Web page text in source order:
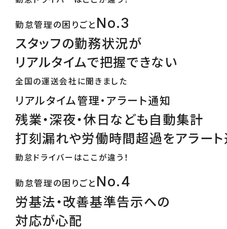
勤怠管理の困りごと No.3
スタッフの勤務状況が
リアルタイムで把握できない
全国の運送会社に聞きました
リアルタイム管理・アラート通知
残業・深夜・休日なども自動集計
打刻漏れや労働時間超過をアラー
勤怠ドライバーはここが違う！
勤怠管理の困りごと No.4
労基法・改善基準告示への
対応が心配